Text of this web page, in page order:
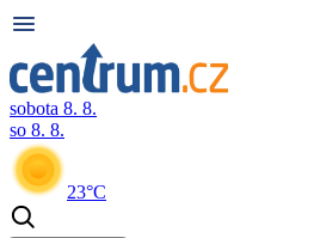
sobota 8. 8.
so 8. 8.
23°C